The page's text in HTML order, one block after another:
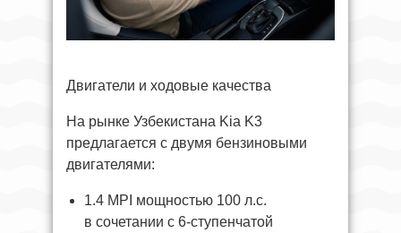
Двигатели и ходовые качества
На рынке Узбекистана Kia K3
предлагается с двумя бензиновыми
двигателями:
1.4 MPI мощностью 100 л.с.
в сочетании с 6-ступенчатой